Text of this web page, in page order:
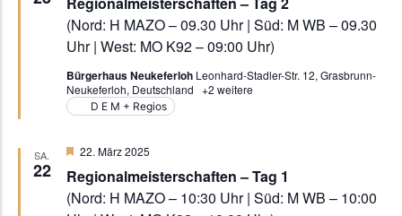
(Nord: H MAZO – 09.30 Uhr | Süd: M WB – 09.30
Uhr | West: MO K92 – 09:00 Uhr)
Bürgerhaus Neukeferloh Leonhard-Stadler-Str. 12, Grasbrunn-
Neukeferloh, Deutschland +2 weitere
D E M + Regios
SA.
22
Regionalmeisterschaften – Tag 1
(Nord: H MAZO – 10:30 Uhr | Süd: M WB – 10:00
Hervorgehoben
22. März 2025